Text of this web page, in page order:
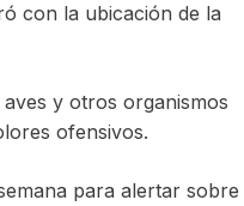
con la ubicación de la
y otros organismos
ofensivos.
para alertar sobre